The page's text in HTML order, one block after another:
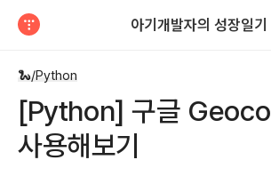
아기개발자의 성장일기
🐍/Python
[Python] 구글
사용해보기